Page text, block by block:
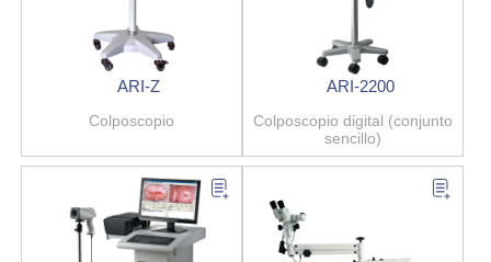
ARI-Z
Colposcopio
ARI-2200
Colposcopio digital (conjunto
sencillo)